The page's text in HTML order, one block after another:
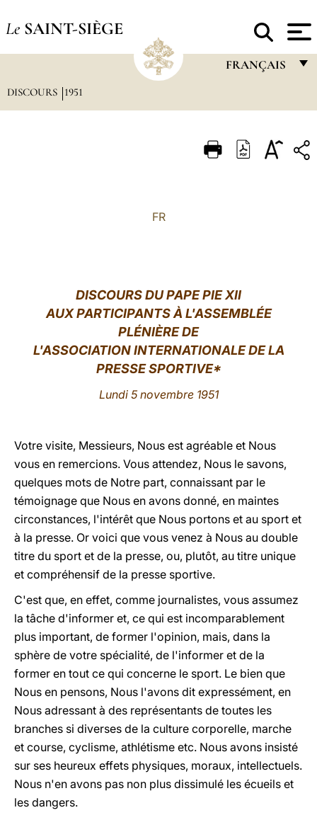
Le SAINT-SIÈGE
FRANÇAIS
ITALIANO
中文
DISCOURS 1951
FR
DISCOURS DU PAPE PIE XII
AUX PARTICIPANTS À L'ASSEMBLÉE
PLÉNIÈRE DE
L'ASSOCIATION INTERNATIONALE DE LA
PRESSE SPORTIVE*
Lundi 5 novembre 1951
Votre visite, Messieurs, Nous est agréable et Nous
vous en remercions. Vous attendez, Nous le savons,
quelques mots de Notre part, connaissant par le
témoignage que Nous en avons donné, en maintes
circonstances, l'intérêt que Nous portons et au sport et
à la presse. Or voici que vous venez à Nous au double
titre du sport et de la presse, ou, plutôt, au titre unique
et compréhensif de la presse sportive.
C'est que, en effet, comme journalistes, vous assumez
la tâche d'informer et, ce qui est incomparablement
plus important, de former l'opinion, mais, dans la
sphère de votre spécialité, de l'informer et de la
former en tout ce qui concerne le sport. Le bien que
Nous en pensons, Nous l'avons dit expressément, en
Nous adressant à des représentants de toutes les
branches si diverses de la culture corporelle, marche
et course, cyclisme, athlétisme etc. Nous avons insisté
sur ses heureux effets physiques, moraux, intellectuels.
Nous n'en avons pas non plus dissimulé les écueils et
les dangers.